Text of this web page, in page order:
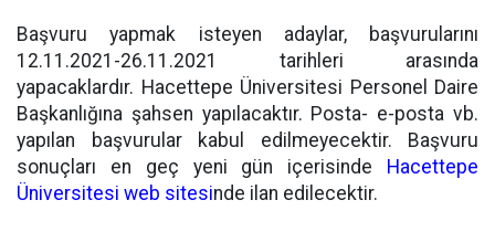
Başvuru yapmak isteyen adaylar, başvurularını
12.11.2021-26.11.2021 tarihleri arasında
yapacaklardır. Hacettepe Üniversitesi Personel Daire
Başkanlığına şahsen yapılacaktır. Posta- e-posta vb.
yapılan başvurular kabul edilmeyecektir. Başvuru
sonuçları en geç yeni gün içerisinde Hacettepe
Üniversitesi web sitesinde ilan edilecektir.